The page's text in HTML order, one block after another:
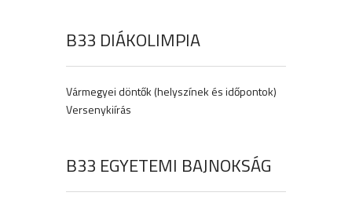
B33 DIÁKOLIMPIA
Vármegyei döntők (helyszínek és időpontok)
Versenykiírás
B33 EGYETEMI BAJNOKSÁG